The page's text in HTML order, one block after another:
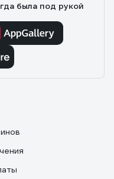
была под рукой